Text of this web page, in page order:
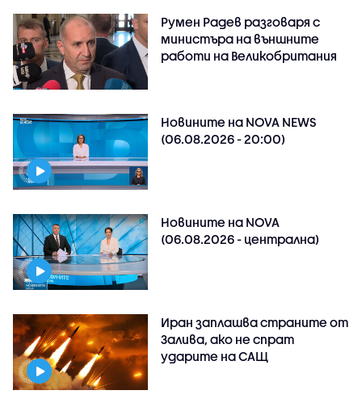
Румен Радев разговаря с
министъра на външните
работи на Великобритания
Новините на NOVA NEWS
(06.08.2026 - 20:00)
Новините на NOVA
(06.08.2026 - централна)
Иран заплашва страните от
Залива, ако не спрат
ударите на САЩ